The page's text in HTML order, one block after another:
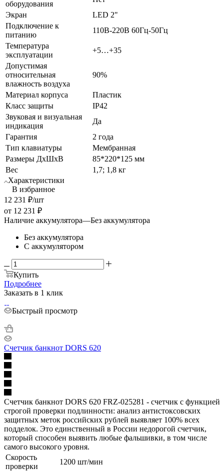
оборудования
Экран
LED 2"
Подключение к
питанию
110В-220В 60Гц-50Гц
Температура
эксплуатации
+5…+35
Допустимая
относительная
влажность воздуха
90%
Материал корпуса
Пластик
Класс защиты
IP42
Звуковая и визуальная
индикация
Да
Гарантия
2 года
Тип клавиатуры
Мембранная
Размеры ДхШхВ
85*220*125 мм
Вес
1,7; 1,8 кг
Характеристики
В избранное
12 231 ₽/шт
от 12 231 ₽
Наличие аккумулятора—Без аккумулятора
Без аккумулятора
С аккумулятором
Купить
Подробнее
Заказать в 1 клик
Быстрый просмотр
Счетчик банкнот DORS 620
Счетчик банкнот DORS 620 FRZ-025281 - счетчик с функцией
строгой проверки подлинности: анализ антистоксовских
защитных меток российских рублей выявляет 100% всех
подделок. Это единственный в России недорогой счетчик,
который способен выявить любые фальшивки, в том числе
самого высокого уровня.
Скорость
проверки
1200 шт/мин